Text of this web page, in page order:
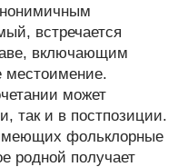
встречается
включающим
местоимение.
может
так и в постпозиции.
фольклорные
родной получает